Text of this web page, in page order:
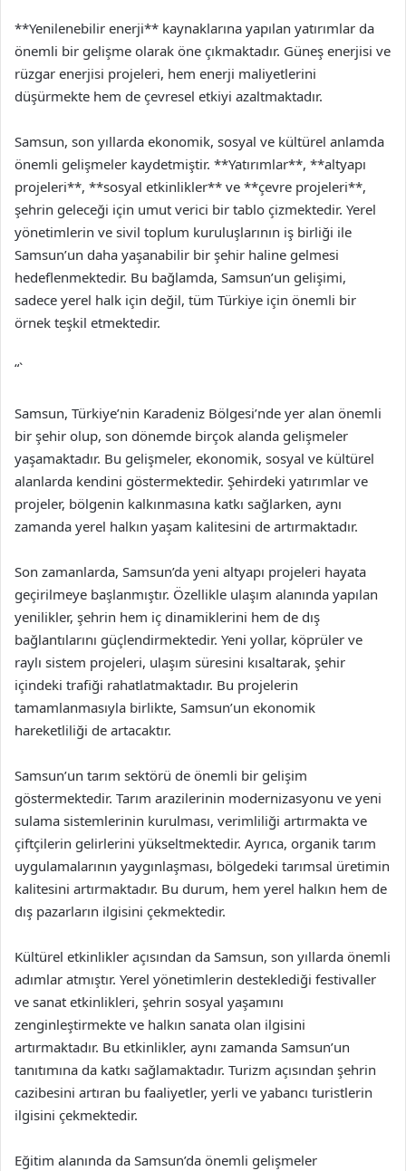
**Yenilenebilir enerji** kaynaklarına yapılan yatırımlar da
önemli bir gelişme olarak öne çıkmaktadır. Güneş enerjisi ve
rüzgar enerjisi projeleri, hem enerji maliyetlerini
düşürmekte hem de çevresel etkiyi azaltmaktadır.
Samsun, son yıllarda ekonomik, sosyal ve kültürel anlamda
önemli gelişmeler kaydetmiştir. **Yatırımlar**, **altyapı
projeleri**, **sosyal etkinlikler** ve **çevre projeleri**,
şehrin geleceği için umut verici bir tablo çizmektedir. Yerel
yönetimlerin ve sivil toplum kuruluşlarının iş birliği ile
Samsun’un daha yaşanabilir bir şehir haline gelmesi
hedeflenmektedir. Bu bağlamda, Samsun’un gelişimi,
sadece yerel halk için değil, tüm Türkiye için önemli bir
örnek teşkil etmektedir.
“`
Samsun, Türkiye’nin Karadeniz Bölgesi’nde yer alan önemli
bir şehir olup, son dönemde birçok alanda gelişmeler
yaşamaktadır. Bu gelişmeler, ekonomik, sosyal ve kültürel
alanlarda kendini göstermektedir. Şehirdeki yatırımlar ve
projeler, bölgenin kalkınmasına katkı sağlarken, aynı
zamanda yerel halkın yaşam kalitesini de artırmaktadır.
Son zamanlarda, Samsun’da yeni altyapı projeleri hayata
geçirilmeye başlanmıştır. Özellikle ulaşım alanında yapılan
yenilikler, şehrin hem iç dinamiklerini hem de dış
bağlantılarını güçlendirmektedir. Yeni yollar, köprüler ve
raylı sistem projeleri, ulaşım süresini kısaltarak, şehir
içindeki trafiği rahatlatmaktadır. Bu projelerin
tamamlanmasıyla birlikte, Samsun’un ekonomik
hareketliliği de artacaktır.
Samsun’un tarım sektörü de önemli bir gelişim
göstermektedir. Tarım arazilerinin modernizasyonu ve yeni
sulama sistemlerinin kurulması, verimliliği artırmakta ve
çiftçilerin gelirlerini yükseltmektedir. Ayrıca, organik tarım
uygulamalarının yaygınlaşması, bölgedeki tarımsal üretimin
kalitesini artırmaktadır. Bu durum, hem yerel halkın hem de
dış pazarların ilgisini çekmektedir.
Kültürel etkinlikler açısından da Samsun, son yıllarda önemli
adımlar atmıştır. Yerel yönetimlerin desteklediği festivaller
ve sanat etkinlikleri, şehrin sosyal yaşamını
zenginleştirmekte ve halkın sanata olan ilgisini
artırmaktadır. Bu etkinlikler, aynı zamanda Samsun’un
tanıtımına da katkı sağlamaktadır. Turizm açısından şehrin
cazibesini artıran bu faaliyetler, yerli ve yabancı turistlerin
ilgisini çekmektedir.
Eğitim alanında da Samsun’da önemli gelişmeler